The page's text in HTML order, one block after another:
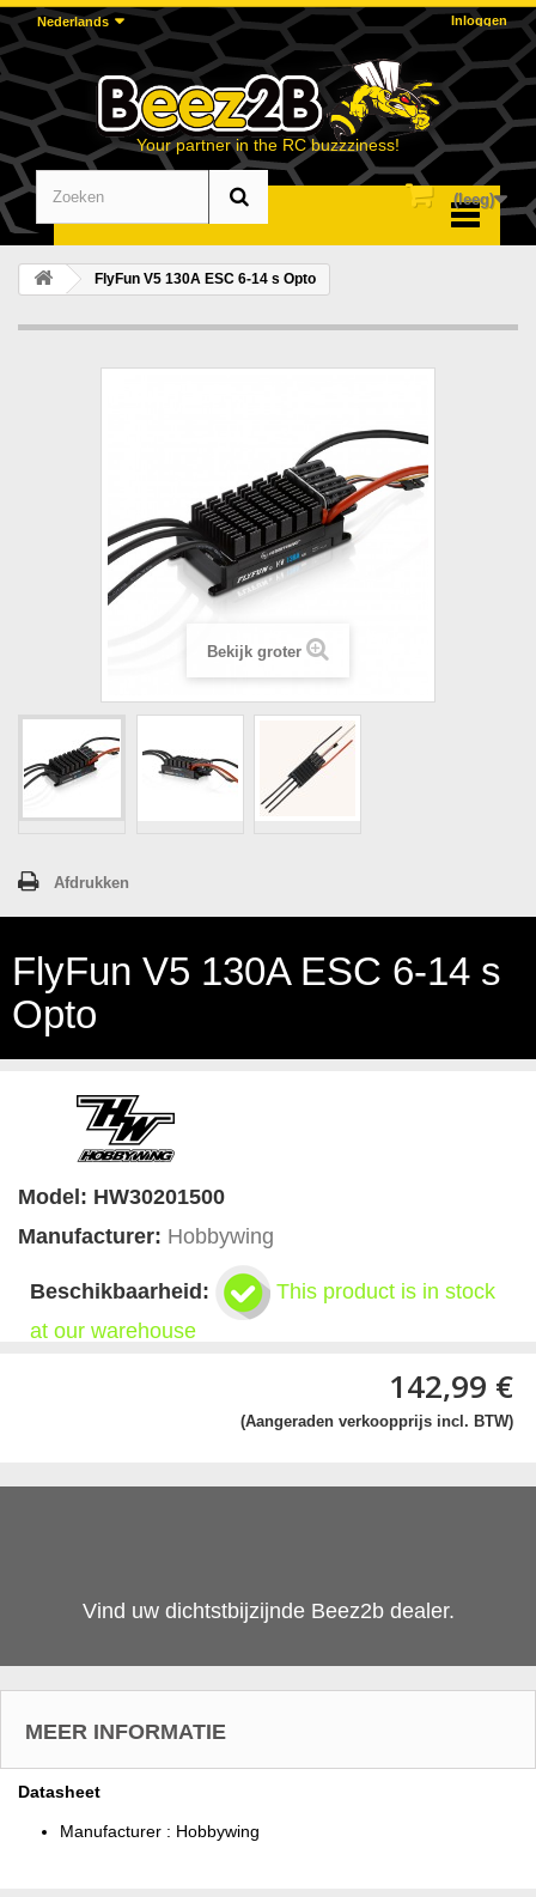
Inloggen
Nederlands
Your partner in the RC buzzziness!
(leeg)
FlyFun V5 130A ESC 6-14 s Opto
Bekijk groter
Afdrukken
FlyFun V5 130A ESC 6-14 s
Opto
Model: HW30201500
Manufacturer: Hobbywing
Beschikbaarheid:
This product is in stock
at our warehouse
142,99 €
(Aangeraden verkoopprijs incl. BTW)
Vind uw dichtstbijzijnde Beez2b dealer.
MEER INFORMATIE
Datasheet
Manufacturer : Hobbywing